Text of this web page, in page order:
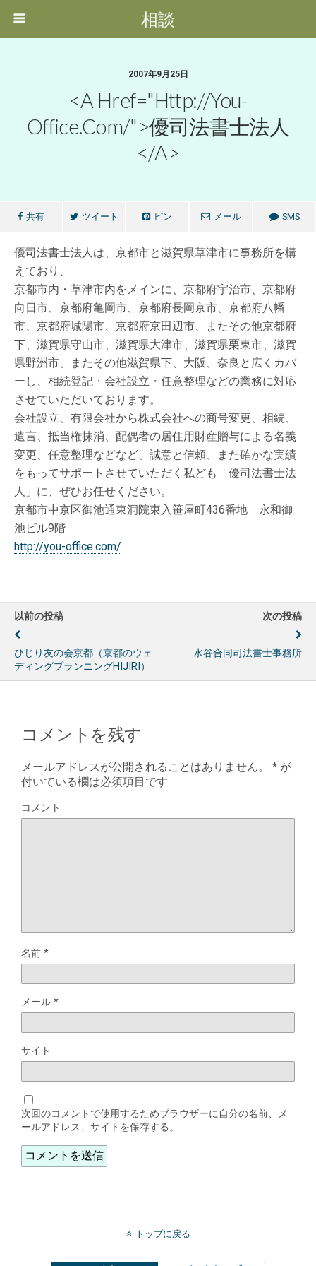
相談
2007年9月25日
<a Href="http://you-
Office.com/">優司法書士法人
</a>
共有 ツイート ピン メール SMS
優司法書士法人は、京都市と滋賀県草津市に事務所を構
えており、
京都市内・草津市内をメインに、京都府宇治市、京都府
向日市、京都府亀岡市、京都府長岡京市、京都府八幡
市、京都府城陽市、京都府京田辺市、またその他京都府
下、滋賀県守山市、滋賀県大津市、滋賀県栗東市、滋賀
県野洲市、またその他滋賀県下、大阪、奈良と広くカバ
ーし、相続登記・会社設立・任意整理などの業務に対応
させていただいております。
会社設立、有限会社から株式会社への商号変更、相続、
遺言、抵当権抹消、配偶者の居住用財産贈与による名義
変更、任意整理などなど、誠意と信頼、また確かな実績
をもってサポートさせていただく私ども「優司法書士法
人」に、ぜひお任せください。
京都市中京区御池通東洞院東入笹屋町436番地 永和御
池ビル9階
http://you-office.com/
以前の投稿
ひじり友の会京都（京都のウェ
ディングプランニングHIJIRI）
次の投稿
水谷合同司法書士事務所
コメントを残す
メールアドレスが公開されることはありません。 * が
付いている欄は必須項目です
コメント
名前 *
メール *
サイト
次回のコメントで使用するためブラウザーに自分の名前、メ
ールアドレス、サイトを保存する。
トップに戻る